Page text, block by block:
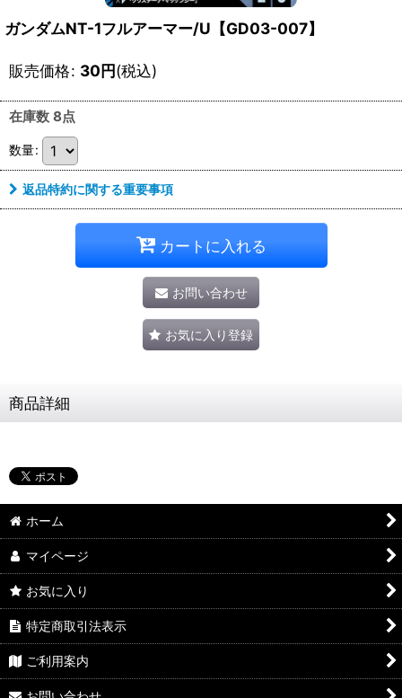
ガンダムNT-1フルアーマー/U【GD03-007】
販売価格: 30円(税込)
在庫数 8点
数量:
返品特約に関する重要事項
カートに入れる
お問い合わせ
お気に入り登録
商品詳細
ホーム
マイページ
お気に入り
特定商取引法表示
ご利用案内